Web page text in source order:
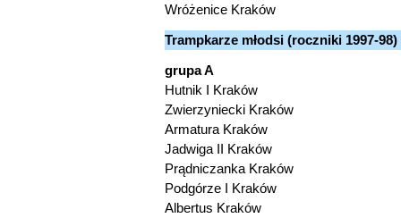
Wróżenice Kraków
Trampkarze młodsi (roczniki 1997-98)
grupa A
Hutnik I Kraków
Zwierzyniecki Kraków
Armatura Kraków
Jadwiga II Kraków
Prądniczanka Kraków
Podgórze I Kraków
Albertus Kraków